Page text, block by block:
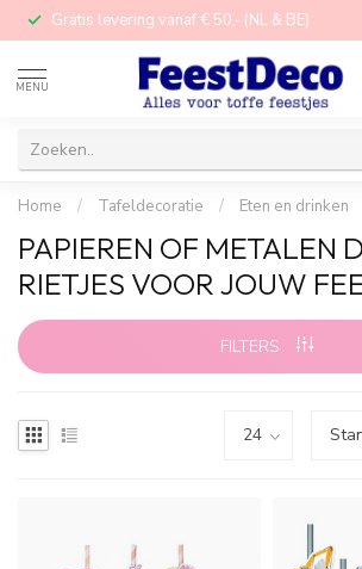
Gratis levering vanaf € 50,- (NL & BE)
MENU
Home / Tafeldecoratie / Eten en drinken
PAPIEREN OF METALEN
RIETJES VOOR JOUW
FILTERS